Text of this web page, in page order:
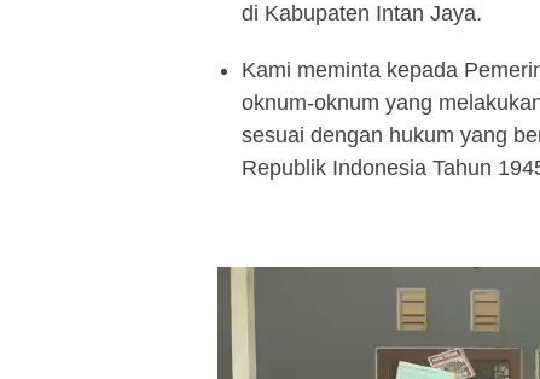
di Kabupaten Intan Jaya.
Kami meminta kepada
oknum-oknum yang
sesuai dengan hukum yang
Republik Indonesia Tahun